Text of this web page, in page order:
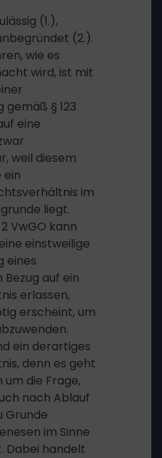
(1.),
(2.).
wie es
wird, ist mit
gemäß § 123
eine
weil diesem
ein
im
liegt.
VwGO kann
einstweilige
eines
auf ein
erlassen,
erscheint, um
ein derartiges
denn es geht
die Frage,
nach Ablauf
Grunde
im Sinne
Dabei handelt